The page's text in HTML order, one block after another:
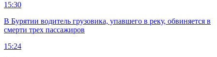
15:30
В Бурятии водитель грузовика, упавшего в реку, обвиняется в
смерти трех пассажиров
15:24